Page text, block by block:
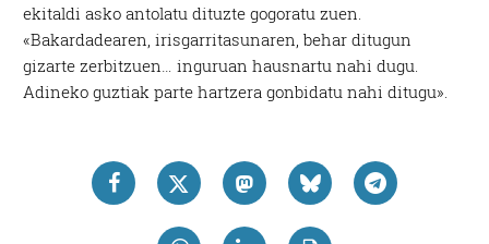
ekitaldi asko antolatu dituzte gogoratu zuen.
«Bakardadearen, irisgarritasunaren, behar ditugun
gizarte zerbitzuen… inguruan hausnartu nahi dugu.
Adineko guztiak parte hartzera gonbidatu nahi ditugu».